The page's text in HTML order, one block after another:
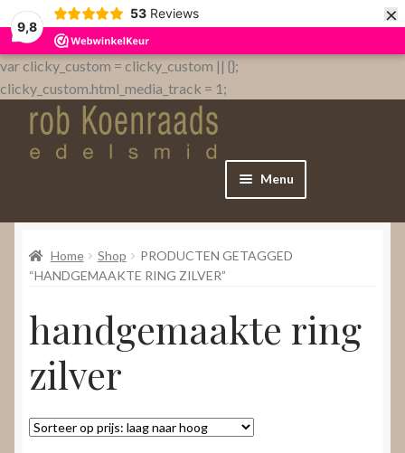
9,8
53 Reviews ×
var clicky_custom = clicky_custom || {};
clicky_custom.html_media_track = 1;
Menu
Home
WebShop
Over
Contact
Nieuws
Home Shop
PRODUCTEN GETAGGED
“HANDGEMAAKTE RING ZILVER”
handgemaakte ring
zilver